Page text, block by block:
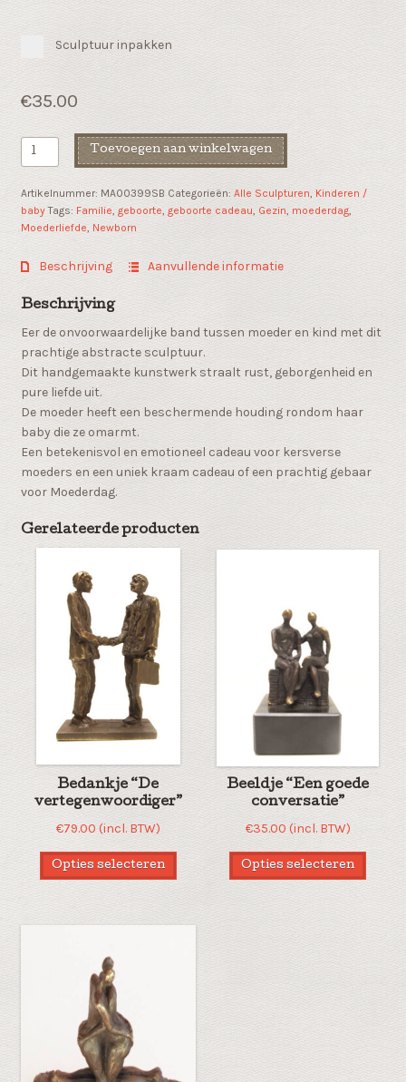
Sculptuur inpakken
€35.00
Kraam
cadeau
aantal
Toevoegen aan winkelwagen
Artikelnummer: MA00399SB Categorieën: Alle Sculpturen Kinderen /
baby Tags: Familie geboorte geboorte cadeau Gezin moederdag,
Moederliefde Newborn
Beschrijving Aanvullende informatie
Beschrijving
Eer de onvoorwaardelijke band tussen moeder en kind met dit
prachtige abstracte sculptuur.
Dit handgemaakte kunstwerk straalt rust, geborgenheid en
pure liefde uit.
De moeder heeft een beschermende houding rondom haar
baby die ze omarmt.
Een betekenisvol en emotioneel cadeau voor kersverse
moeders en een uniek kraam cadeau of een prachtig gebaar
voor Moederdag.
Gerelateerde producten
Bedankje “De
vertegenwoordiger”
€79.00 (incl. BTW)
Opties selecteren
Beeldje “Een goede
conversatie”
€35.00 (incl. BTW)
Opties selecteren